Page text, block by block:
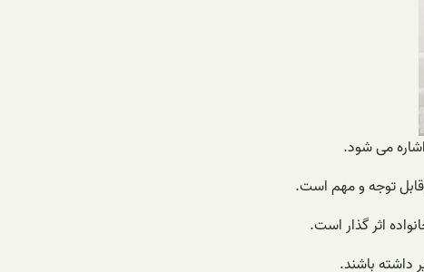
می شود.
قابل توجه و مهم است.
اثر گذار است.
داشته باشند.